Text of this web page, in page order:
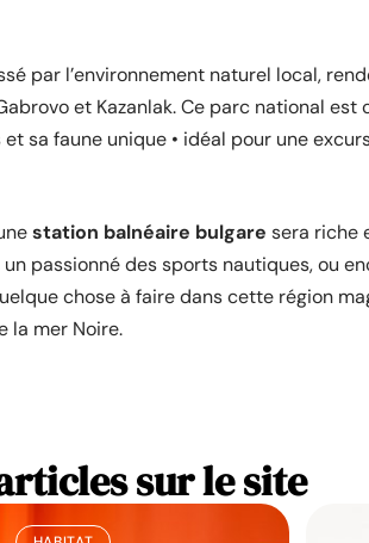
par l’environnement naturel local,
et Kazanlak. Ce parc national
sa faune unique • idéal pour une
station balnéaire bulgare sera riche
un passionné des sports nautiques, ou
chose à faire dans cette région
la mer Noire.
sur le site